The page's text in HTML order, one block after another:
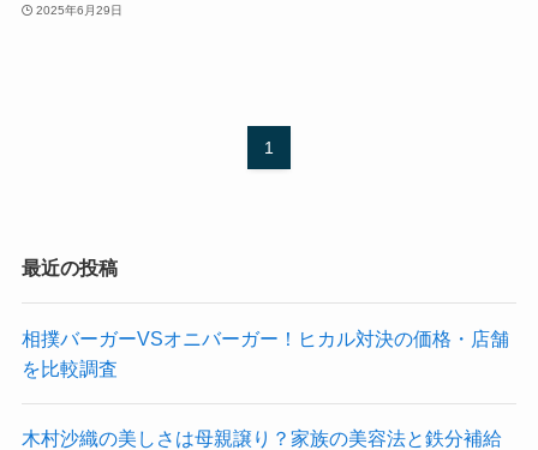
2025年6月29日
1
最近の投稿
相撲バーガーVSオニバーガー！ヒカル対決の価格・店舗
を比較調査
木村沙織の美しさは母親譲り？家族の美容法と鉄分補給